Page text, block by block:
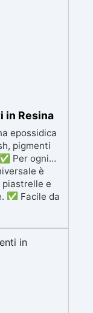
in Resina
epossidica
pigmenti
Per ogni
è
piastrelle e
✅ Facile da
inclusa, 3
della
✅
con finitura